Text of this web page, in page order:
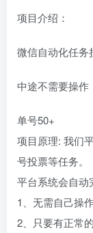
项目介绍：
微信自动化任务
中途不需要操作
单号50+
项目原理: 我们
号投票等任务。
平台系统会自动
1、无需自己操
2、只要有正常